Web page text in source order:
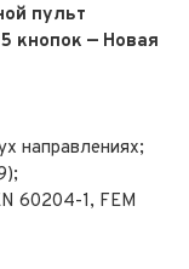
пульт
кнопок — Новая
направлениях;
60204-1, FEM